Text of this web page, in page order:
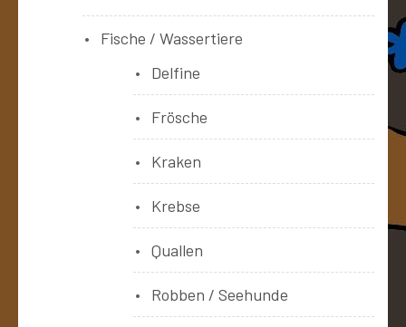
Fische / Wassertiere
Delfine
Frösche
Kraken
Krebse
Quallen
Robben / Seehunde